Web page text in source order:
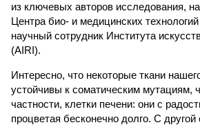
из ключевых авторов исследования,
Центра био- и медицинских
научный сотрудник Института
(AIRI).
Интересно, что некоторые ткани
устойчивы к соматическим мутациям,
частности, клетки печени: они с
процветая бесконечно долго. С другой